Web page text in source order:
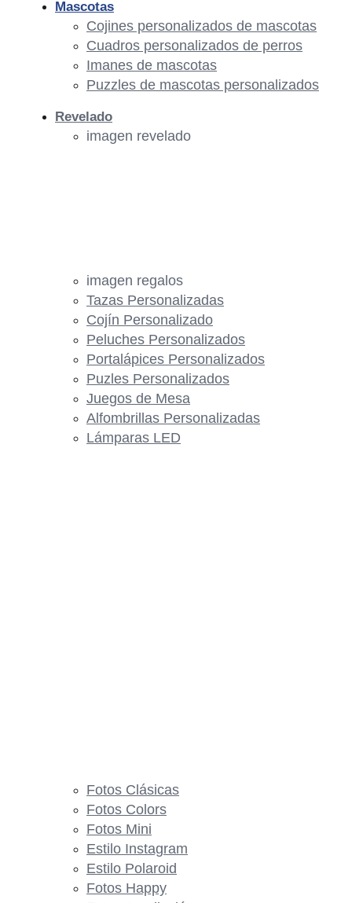
imagen regalos
Tazas Personalizadas
Cojín Personalizado
Peluches Personalizados
Portalápices Personalizados
Puzles Personalizados
Juegos de Mesa
Alfombrillas Personalizadas
Lámparas LED
Mascotas
Cojines personalizados de mascotas
Cuadros personalizados de perros
Imanes de mascotas
Puzzles de mascotas personalizados
Revelado
imagen revelado
Fotos Clásicas
Fotos Colors
Fotos Mini
Estilo Instagram
Estilo Polaroid
Fotos Happy